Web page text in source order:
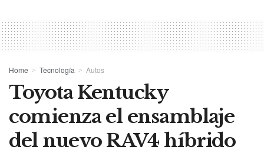
Home Tecnología Autos
Toyota Kentucky
comienza el ensamblaje
del nuevo RAV4 híbrido